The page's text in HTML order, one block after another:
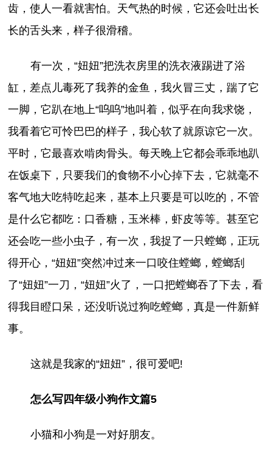
齿，使人一看就害怕。天气热的时候，它还会吐出长
长的舌头来，样子很滑稽。
有一次，“妞妞”把洗衣房里的洗衣液踢进了浴
缸，差点儿毒死了我养的金鱼，我火冒三丈，踹了它
一脚，它趴在地上“呜呜”地叫着，似乎在向我求饶，
我看着它可怜巴巴的样子，我心软了就原谅它一次。
平时，它最喜欢啃肉骨头。每天晚上它都会乖乖地趴
在饭桌下，只要我们的食物不小心掉下去，它就毫不
客气地大吃特吃起来，基本上只要是可以吃的，不管
是什么它都吃：口香糖，玉米棒，虾皮等等。甚至它
还会吃一些小虫子，有一次，我捉了一只螳螂，正玩
得开心，“妞妞”突然冲过来一口咬住螳螂，螳螂刮
了“妞妞”一刀，“妞妞”火了，一口把螳螂吞了下去，看
得我目瞪口呆，还没听说过狗吃螳螂，真是一件新鲜
事。
这就是我家的“妞妞”，很可爱吧!
怎么写四年级小狗作文篇5
小猫和小狗是一对好朋友。